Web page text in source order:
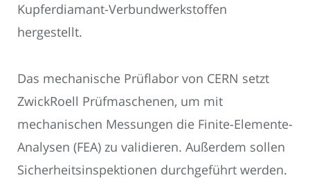
Kupferdiamant-Verbundwerkstoffen
hergestellt.
Das mechanische Prüflabor von CERN setzt
ZwickRoell Prüfmaschenen, um mit
mechanischen Messungen die Finite-Elemente-
Analysen (FEA) zu validieren. Außerdem sollen
Sicherheitsinspektionen durchgeführt werden.